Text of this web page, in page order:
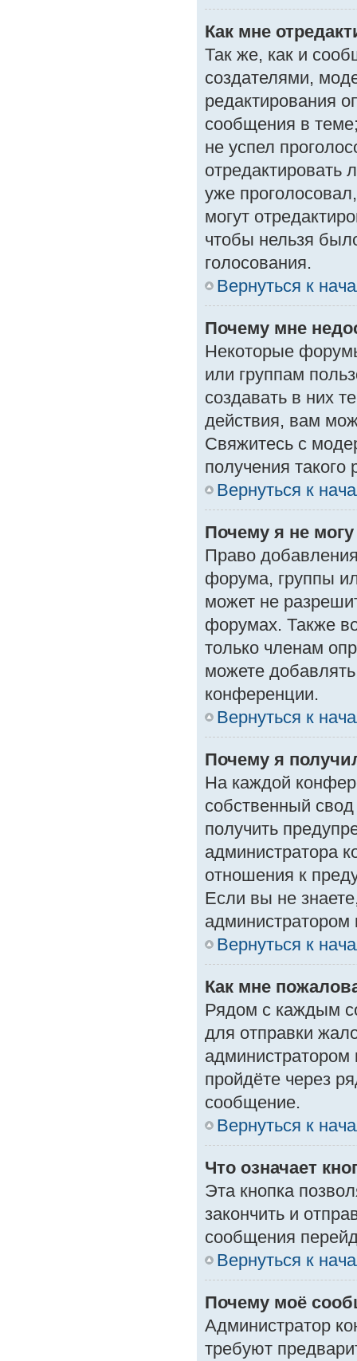
Как мне
Так же, как и
создателями,
редактирования
сообщения в
не успел
отредактировать
уже
могут
чтобы нельзя
голосования.
Вернуться к
Почему мне
Некоторые
или группам
создавать в них
действия, вам
Свяжитесь с
получения такого
Вернуться к
Почему я не
Право
форума, группы
может не
форумах. Также
только членам
можете
конференции.
Вернуться к
Почему я
На каждой
собственный
получить
администратора
отношения к
Если вы не
Вернуться к
Как мне
Рядом с каждым
для отправки
пройдёте через
сообщение.
Вернуться к
Что означает
Эта кнопка
закончить и
сообщения
Вернуться к
Почему моё
Администратор
требуют